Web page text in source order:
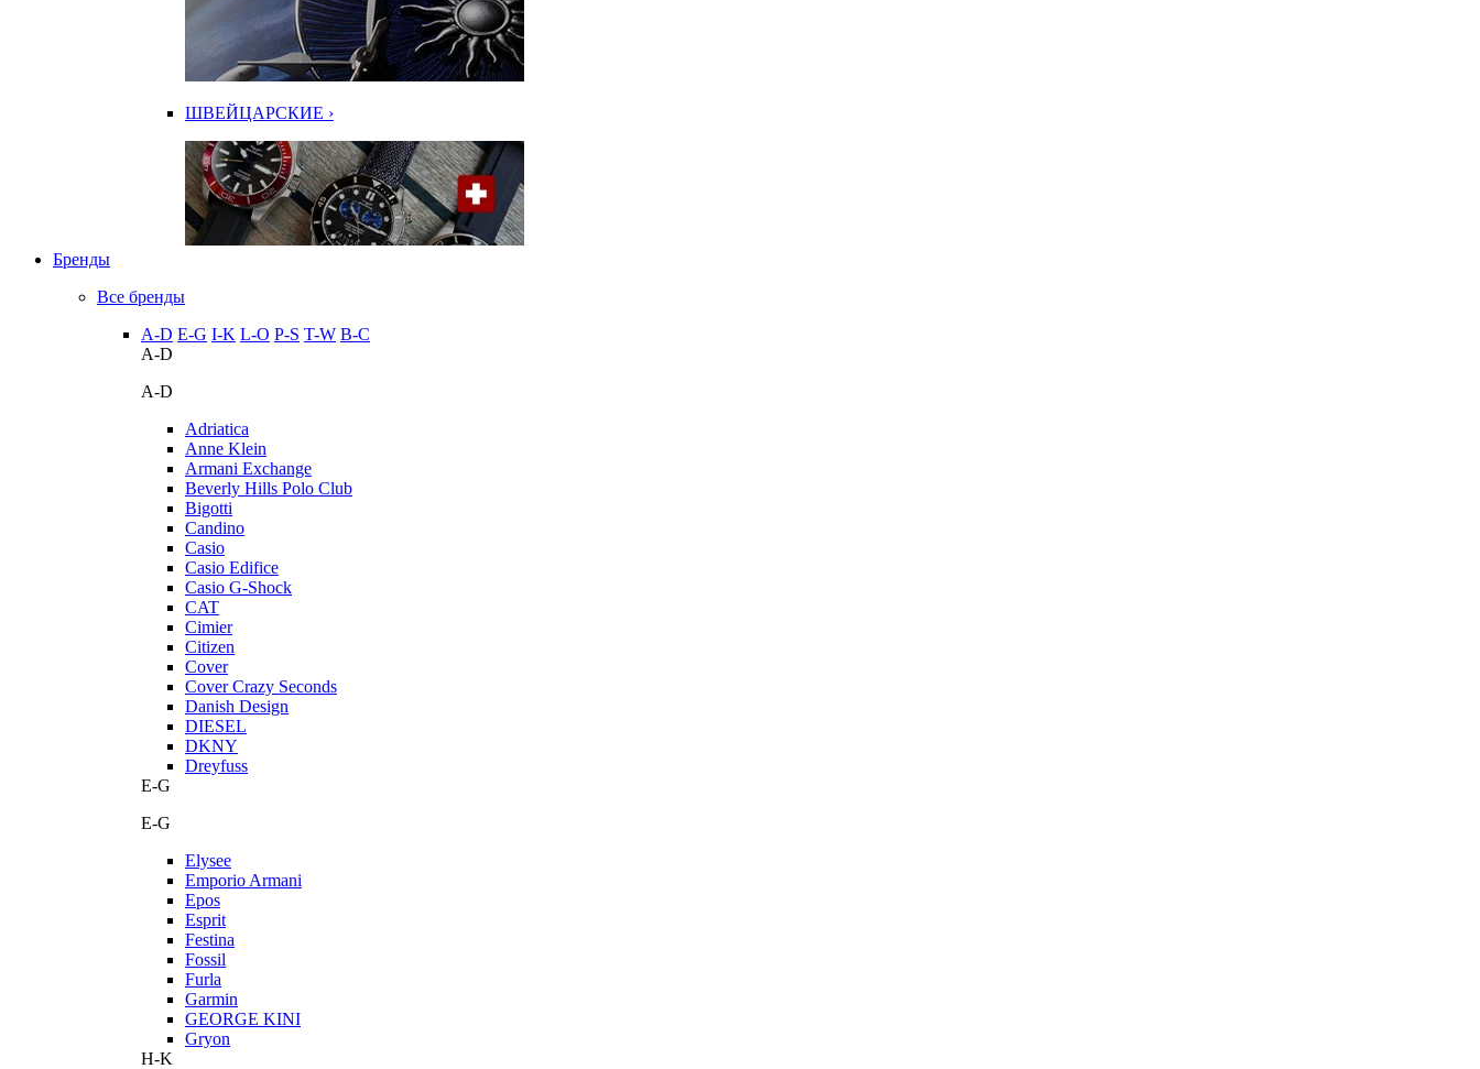
ШВЕЙЦАРСКИЕ ›
Бренды
Все бренды
A-D E-G I-K L-O P-S T-W В-С
A-D
A-D
Adriatica
Anne Klein
Armani Exchange
Beverly Hills Polo Club
Bigotti
Candino
Casio
Casio Edifice
Casio G-Shock
CAT
Cimier
Citizen
Cover
Cover Crazy Seconds
Danish Design
DIESEL
DKNY
Dreyfuss
E-G
E-G
Elysee
Emporio Armani
Epos
Esprit
Festina
Fossil
Furla
Garmin
GEORGE KINI
Gryon
H-K